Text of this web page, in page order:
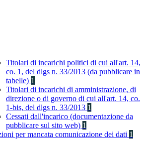
Titolari di incarichi politici di cui all'art. 14,
co. 1, del dlgs n. 33/2013 (da pubblicare in
tabelle) 1
Titolari di incarichi di amministrazione, di
direzione o di governo di cui all'art. 14, co.
1-bis, del dlgs n. 33/2013 1
Cessati dall'incarico (documentazione da
pubblicare sul sito web) 1
per mancata comunicazione dei dati 1